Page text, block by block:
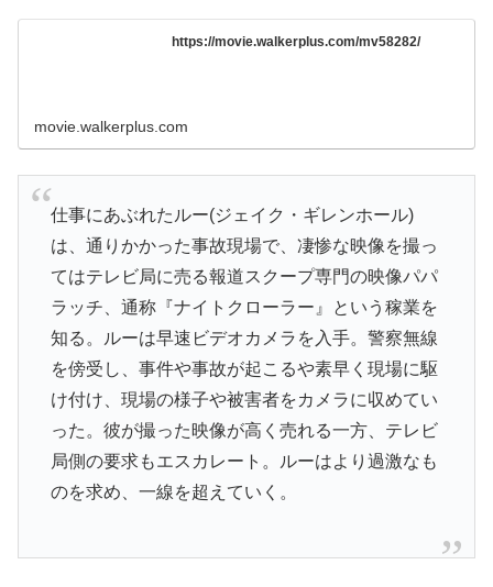
https://movie.walkerplus.com/mv58282/
movie.walkerplus.com
仕事にあぶれたルー(ジェイク・ギレンホール)
は、通りかかった事故現場で、凄惨な映像を撮っ
てはテレビ局に売る報道スクープ専門の映像パパ
ラッチ、通称『ナイトクローラー』という稼業を
知る。ルーは早速ビデオカメラを入手。警察無線
を傍受し、事件や事故が起こるや素早く現場に駆
け付け、現場の様子や被害者をカメラに収めてい
った。彼が撮った映像が高く売れる一方、テレビ
局側の要求もエスカレート。ルーはより過激なも
のを求め、一線を超えていく。